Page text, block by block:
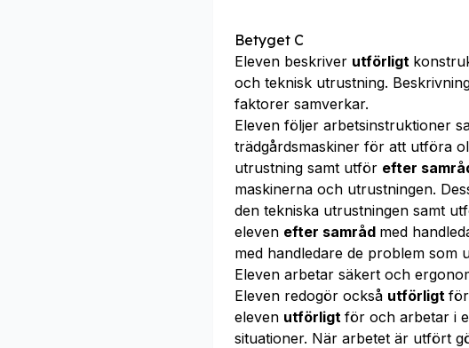
Betyget C
Eleven beskriver utförligt
och teknisk utrustning.
faktorer samverkar.
Eleven följer arbetsinstruktioner
trädgårdsmaskiner för att utföra
utrustning samt utför efter
maskinerna och utrustningen.
den tekniska utrustningen samt
eleven efter samråd med
med handledare de problem som
Eleven arbetar säkert och
Eleven redogör också utförligt
eleven utförligt för och arbetar i
situationer. När arbetet är utfört